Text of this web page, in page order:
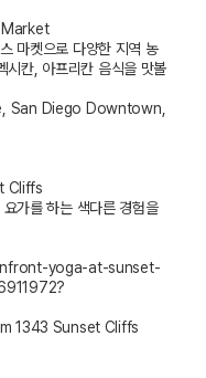
Market
마켓으로 다양한 지역 농
시칸, 아프리칸 음식을 맛볼
San Diego Downtown,
Cliffs
가를 하는 색다른 경험을
yoga-at-sunset-
1343 Sunset Cliffs